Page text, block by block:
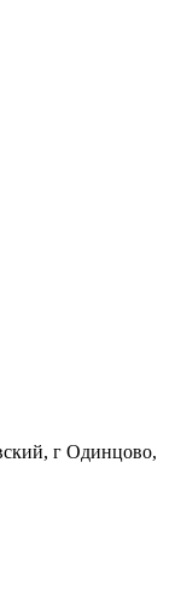
г Одинцово,